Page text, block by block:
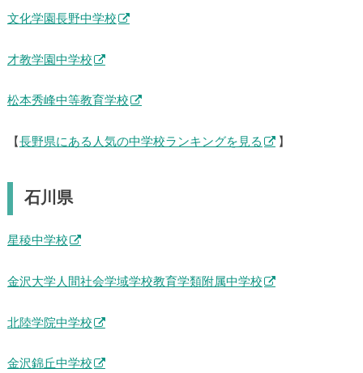
文化学園長野中学校
才教学園中学校
松本秀峰中等教育学校
【 長野県にある人気の中学校ランキングを見る 】
石川県
星稜中学校
金沢大学人間社会学域学校教育学類附属中学校
北陸学院中学校
金沢錦丘中学校